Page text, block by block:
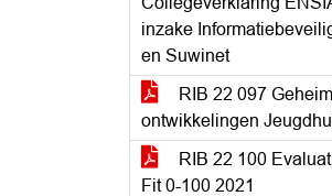
inzake
en Suwinet
RIB 22 097
ontwikkelingen
RIB 22 100
Fit 0-100 2021